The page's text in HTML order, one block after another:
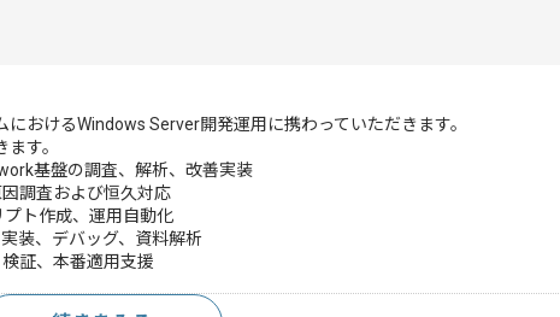
におけるWindows Server開発運用に携わっていただきます。
す。
基盤の調査、解析、改善実装
調査および恒久対応
ト作成、運用自動化
装、デバッグ、資料解析
証、本番適用支援